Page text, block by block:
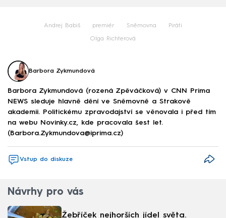
Andrej Babiš premiér Sněmovna Piráti
Olga Richterová
Barbora Zykmundová
Barbora Zykmundová (rozená Zpěváčková) v CNN Prima
NEWS sleduje hlavně dění ve Sněmovně a Strakově
akademii. Politickému zpravodajství se věnovala i před tím
na webu Novinky.cz, kde pracovala šest let.
(Barbora.Zykmundova@iprima.cz)
Vstup do diskuze
Návrhy pro vás
Žebříček nejhorších jídel světa.